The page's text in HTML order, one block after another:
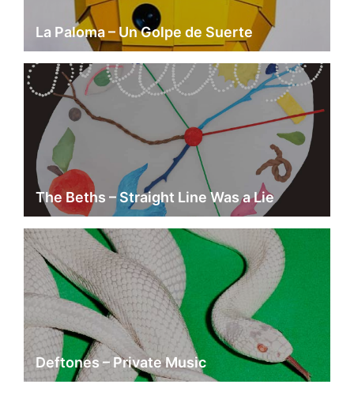
La Paloma – Un Golpe de Suerte
The Beths – Straight Line Was a Lie
Deftones – Private Music